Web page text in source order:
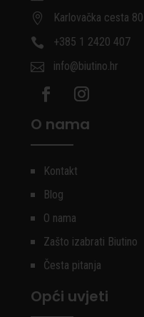

Karlovačka cesta

+385 1 2420 407

info@biutino.hr
O nama
Kontakt
Blog
O nama
Zašto izabrati Biutino
Česta pitanja
Opći uvjeti